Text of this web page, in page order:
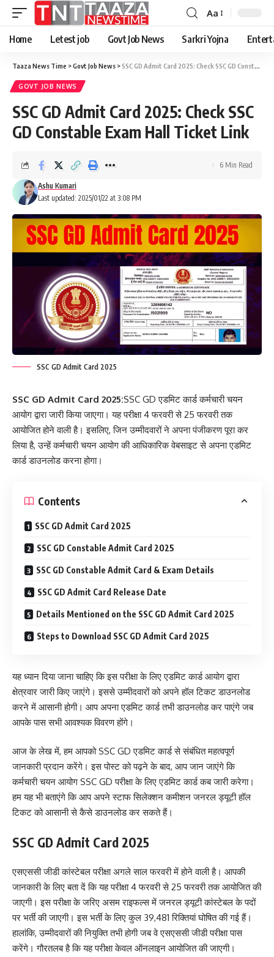
Aa
Home Letest job Govt Job News Sarkri Yojna
Taaza News Time >Govt Job News >SSC GD Admit Card 2025: Check SSC GD Constable Exam Hall Ticket Link
GOVT JOB NEWS
SSC GD Admit Card 2025: Check SSC
GD Constable Exam Hall Ticket Link
Last updated: 2025/01/22 at 3:08 PM
Ashu Kumari
6 Min Read
SSC GD Admit Card 2025
SSC GD Admit Card 2025:SSC GD एडमिट कार्ड कर्मचारी चयन
आयोग द्वारा जारी किया जाएगा। यह परीक्षा 4 फरवरी से 25 फरवरी तक
आयोजित होने वाली है। इसलिए, जिन उम्मीदवारों ने अपना पंजीकरण पूरा कर
लिया है, उन्हें कर्मचारी चयन आयोग की आधिकारिक वेबसाइट से अपना एडमिट
कार्ड डाउनलोड करना होगा।
Contents
SSC GD Admit Card 2025
SSC GD Constable Admit Card 2025
SSC GD Constable Admit Card & Exam Details
SSC GD Admit Card Release Date
Details Mentioned on the SSC GD Admit Card 2025
Steps to Download SSC GD Admit Card 2025
यह ध्यान दिया जाना चाहिए कि इस परीक्षा के लिए एडमिट कार्ड आयोग द्वारा
क्षेत्रवार जारी किए जाएंगे। इससे उम्मीदवारों को अपने हॉल टिकट डाउनलोड
करने में आसानी होगी। आप अपना एडमिट कार्ड तभी डाउनलोड कर पाएंगे जब
आपके पास सभी आवश्यक विवरण होंगे।
आज के लेख में, हम आपको SSC GD एडमिट कार्ड से संबंधित महत्वपूर्ण
जानकारी प्रदान करेंगे। इस पोस्ट को पढ़ने के बाद, आप जान जाएंगे कि
कर्मचारी चयन आयोग SSC GD परीक्षा के लिए एडमिट कार्ड कब जारी करेगा।
हम यह भी बताएंगे कि आप अपने स्टाफ सिलेक्शन कमीशन जनरल ड्यूटी हॉल
टिकट को आसानी से कैसे डाउनलोड कर सकते हैं।
SSC GD Admit Card 2025
एसएससी जीडी कांस्टेबल परीक्षा अगले साल फरवरी में होने वाली है। आपकी
जानकारी के लिए बता दें कि यह परीक्षा 4 फरवरी से 25 फरवरी तक आयोजित की
जाएगी। इस परीक्षा के जरिए असम राइफल्स में जनरल ड्यूटी कांस्टेबल के पदों
पर भर्ती की जाएगी। इस भर्ती के लिए कुल 39,481 रिक्तियां घोषित की गई हैं।
हालांकि, उम्मीदवारों की नियुक्ति तभी होगी जब वे एसएससी जीडी परीक्षा पास
करेंगे। गौरतलब है कि यह परीक्षा केवल ऑनलाइन आयोजित की जाएगी।